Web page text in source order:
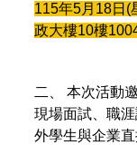
115年5月18日(
政大樓10樓
二、 本次活動
現場面試、職
外學生與企業